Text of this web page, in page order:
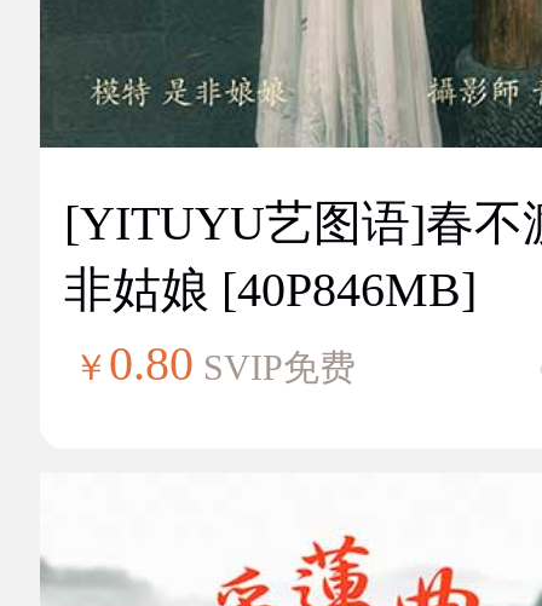
[YITUYU艺图语]春不
非姑娘 [40P846MB]
￥ 0.80 SVIP免费